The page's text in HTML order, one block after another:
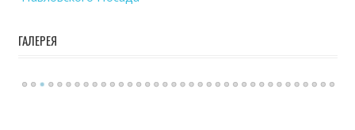
ГАЛЕРЕЯ